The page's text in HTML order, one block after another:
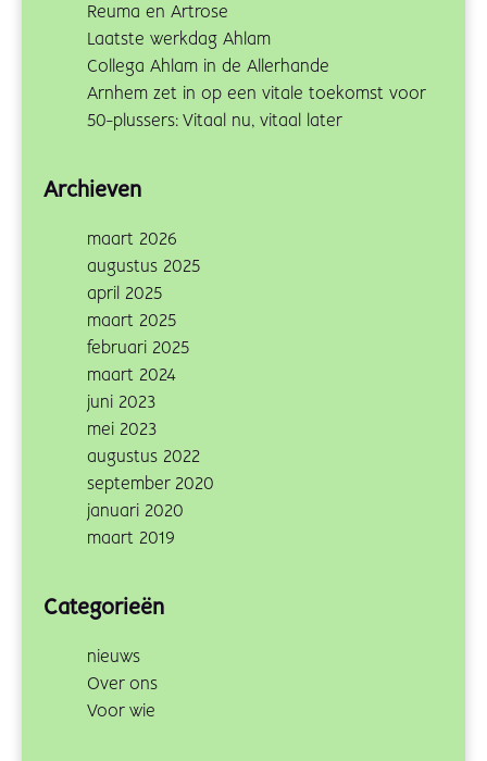
Reuma en Artrose
Laatste werkdag Ahlam
Collega Ahlam in de Allerhande
Arnhem zet in op een vitale toekomst voor
50-plussers: Vitaal nu, vitaal later
Archieven
maart 2026
augustus 2025
april 2025
maart 2025
februari 2025
maart 2024
juni 2023
mei 2023
augustus 2022
september 2020
januari 2020
maart 2019
Categorieën
nieuws
Over ons
Voor wie